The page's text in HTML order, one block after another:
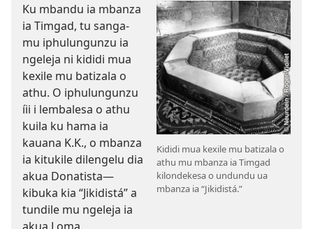
Kididi mua kexile mu batizala o
athu mu mbanza ia Timgad
kilondekesa o undundu ua
mbanza ia “Jikidistá.”
Ku mbandu ia mbanza
ia Timgad, tu sanga-
mu iphulungunzu ia
ngeleja ni kididi mua
kexile mu batizala o
athu. O iphulungunzu
íii i lembalesa o athu
kuila ku hama ia
kauana K.K., o mbanza
ia kitukile dilengelu dia
akua Donatista—
kibuka kia “Jikidistá” a
tundile mu ngeleja ia